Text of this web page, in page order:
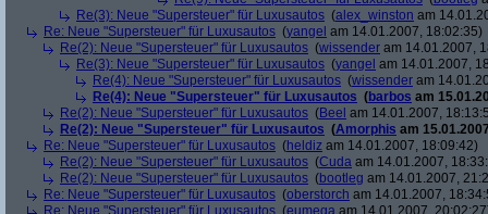
Re(3): Neue "Supersteuer" für Luxusautos (alex_winston am
Re: Neue "Supersteuer" für Luxusautos (yangel am 14.01.2007, 18:02:35)
Re(2): Neue "Supersteuer" für Luxusautos (wissender am 14.01.2007,
Re(3): Neue "Supersteuer" für Luxusautos (yangel am 14.01.2007,
Re(4): Neue "Supersteuer" für Luxusautos (wissender am
Re(4): Neue "Supersteuer" für Luxusautos (barbos am
Re(2): Neue "Supersteuer" für Luxusautos (Beel am 14.01.2007,
Re(2): Neue "Supersteuer" für Luxusautos (Amorphis am
Re: Neue "Supersteuer" für Luxusautos (heldiz am 14.01.2007, 18:09:42)
Re(2): Neue "Supersteuer" für Luxusautos (Cuda am 14.01.2007,
Re(2): Neue "Supersteuer" für Luxusautos (bootleg am 14.01.2007,
Re: Neue "Supersteuer" für Luxusautos (oberstorch am 14.01.2007,
Re: Neue "Supersteuer" für Luxusautos (eumega am 14.01.2007,